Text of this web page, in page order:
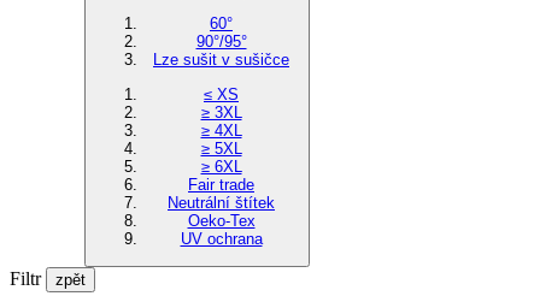
60°
90°/95°
Lze sušit v sušičce
≤ XS
≥ 3XL
≥ 4XL
≥ 5XL
≥ 6XL
Fair trade
Neutrální štítek
Oeko-Tex
UV ochrana
Filtr zpět